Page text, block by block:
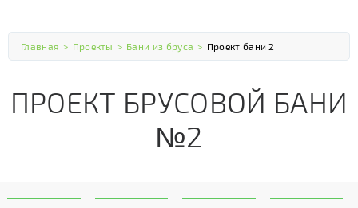
Главная > Проекты > Бани из бруса > Проект бани 2
ПРОЕКТ БРУСОВОЙ БАНИ
№2